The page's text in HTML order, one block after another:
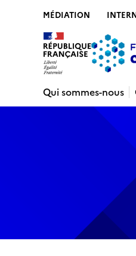
MÉDIATION
Qui sommes-nous